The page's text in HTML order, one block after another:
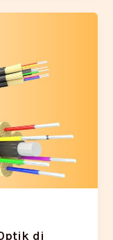
di